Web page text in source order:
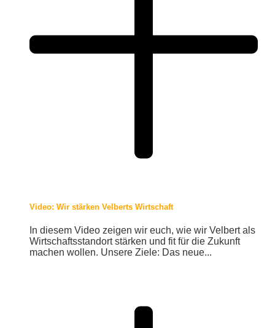
Video: Wir stärken Velberts Wirtschaft
In diesem Video zeigen wir euch, wie wir Velbert als
Wirtschaftsstandort stärken und fit für die Zukunft
machen wollen. Unsere Ziele: Das neue...